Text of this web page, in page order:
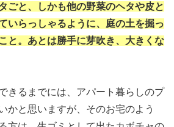
ごと、しかも他の野菜のヘタや皮と
いらっしゃるように、庭の土を掘っ
と。あとは勝手に芽吹き、大きくな
きるまでには、アパート暮らしのプ
かと思いますが、そのお宅のよう